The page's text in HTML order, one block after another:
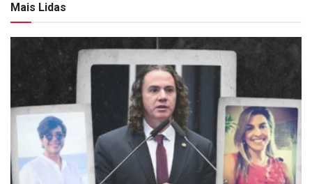
Mais Lidas